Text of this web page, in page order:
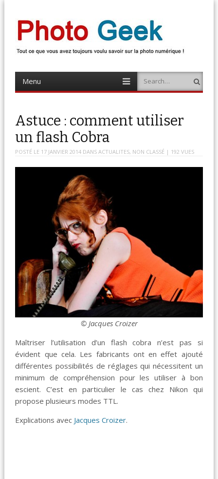
Photo Geek
Menu
content
Search
Astuce : comment utiliser
un flash Cobra
POSTÉ LE 17 JANVIER 2014 DANSACTUALITES, NON CLASSÉ | 192 VUES
© Jacques Croizer
Maîtriser l’utilisation d’un flash cobra n’est pas si
évident que cela. Les fabricants ont en effet ajouté
différentes possibilités de réglages qui nécessitent un
minimum de compréhension pour les utiliser à bon
escient. C’est en particulier le cas chez Nikon qui
propose plusieurs modes TTL.
Explications avec Jacques Croizer.